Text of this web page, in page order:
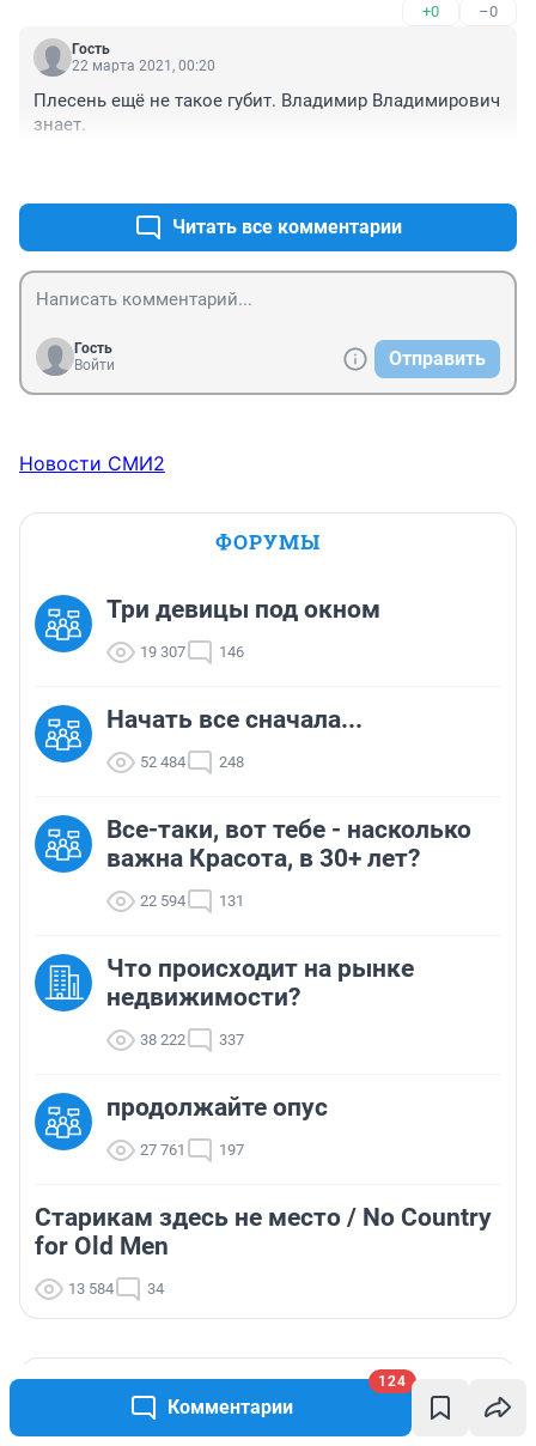
Комментарии
124
+0 –0
Гость
22 марта 2021, 00:20
Плесень ещё не такое губит. Владимир Владимирович
знает.
Читать все комментарии
Гость
Войти
Отправить
Новости СМИ2
ФОРУМЫ
Три девицы под окном
19 307 146
Начать все сначала...
52 484 248
Все-таки, вот тебе - насколько
важна Красота, в 30+ лет?
22 594 131
Что происходит на рынке
недвижимости?
38 222 337
продолжайте опус
27 761 197
Старикам здесь не место / No Country
for Old Men
13 584 34
ТОП 5
По погоде 31 июля можно